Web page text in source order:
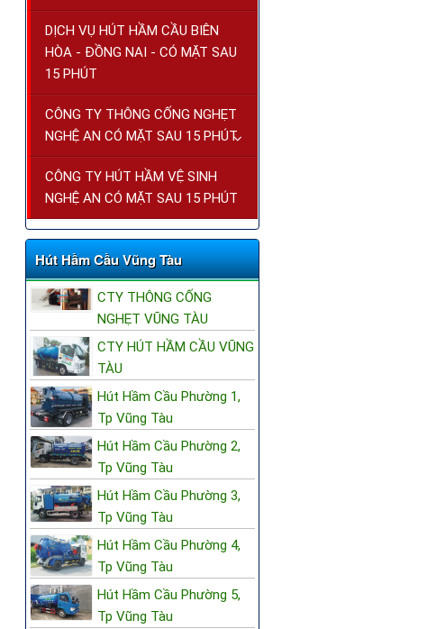
DỊCH VỤ HÚT HẦM CẦU BIÊN
HÒA - ĐỒNG NAI - CÓ MẶT SAU
15 PHÚT
CÔNG TY THÔNG CỐNG NGHẸT
NGHỆ AN CÓ MẶT SAU 15 PHÚT
CÔNG TY HÚT HẦM VỆ SINH
NGHỆ AN CÓ MẶT SAU 15 PHÚT
Hút Hầm Cầu Vũng Tàu
CTY THÔNG CỐNG
NGHẸT VŨNG TÀU
CTY HÚT HẦM CẦU VŨNG
TÀU
Hút Hầm Cầu Phường 1,
Tp Vũng Tàu
Hút Hầm Cầu Phường 2,
Tp Vũng Tàu
Hút Hầm Cầu Phường 3,
Tp Vũng Tàu
Hút Hầm Cầu Phường 4,
Tp Vũng Tàu
Hút Hầm Cầu Phường 5,
Tp Vũng Tàu